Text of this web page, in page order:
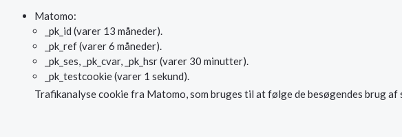
Matomo:
_pk_id (varer 13 måneder).
_pk_ref (varer 6 måneder).
_pk_ses, _pk_cvar, _pk_hsr (varer 30 minutter).
_pk_testcookie (varer 1 sekund).
Trafikanalyse cookie fra Matomo, som bruges til at følge de besøgendes brug af